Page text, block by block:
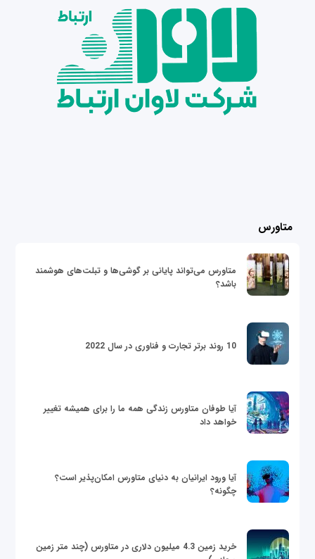
متاورس
متاورس می‌تواند پایانی بر گوشی‌ها و تبلت‌های هوشمند
باشد؟
10 روند برتر تجارت و فناوری در سال 2022
آیا طوفان متاورس زندگی همه ما را برای همیشه تغییر
خواهد داد
آیا ورود ایرانیان به دنیای متاورس امکان‌پذیر است؟
چگونه؟
خرید زمین 4.3 میلیون دلاری در متاورس (چند متر زمین